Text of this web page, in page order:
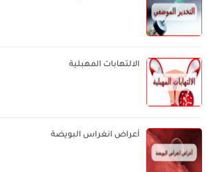
الالتهابات المهبلية
أعراض انغراس البويضة